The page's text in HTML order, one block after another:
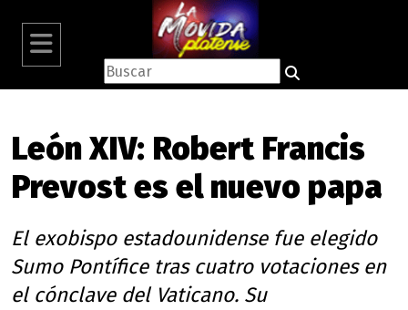
León XIV: Robert Francis
Prevost es el nuevo papa
El exobispo estadounidense fue elegido
Sumo Pontífice tras cuatro votaciones en
el cónclave del Vaticano. Su